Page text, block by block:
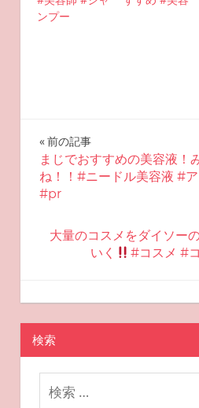
ンプー
投
稿
ナ
ビ
ー
シ
ョ
ン
前の記事
まじでおすすめの美容液！
ね！！#ニードル美容液 #
#pr
大量のコスメをダイソー
いく
#コスメ #
2025-10-19
miyu
おすすめ美容
検索